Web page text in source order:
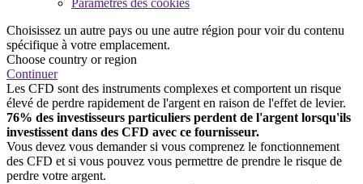
Choisissez un autre pays ou une autre région pour voir du contenu
spécifique à votre emplacement.
Choose country or region
Continuer
Les CFD sont des instruments complexes et comportent un risque
élevé de perdre rapidement de l'argent en raison de l'effet de levier.
76% des investisseurs particuliers perdent de l'argent lorsqu'ils
investissent dans des CFD avec ce fournisseur.
Vous devez vous demander si vous comprenez le fonctionnement
des CFD et si vous pouvez vous permettre de prendre le risque de
perdre votre argent.